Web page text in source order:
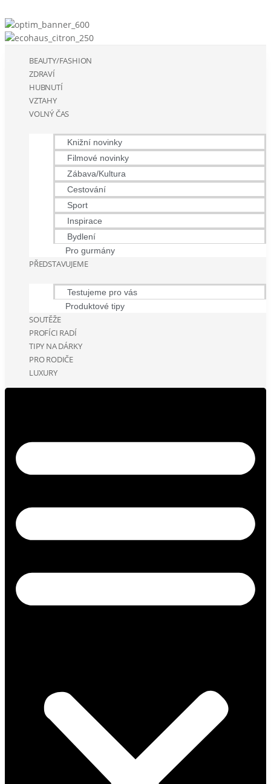
BEAUTY/FASHION
ZDRAVÍ
HUBNUTÍ
VZTAHY
VOLNÝ ČAS
Knižní novinky
Filmové novinky
Zábava/Kultura
Cestování
Sport
Inspirace
Bydlení
Pro gurmány
PŘEDSTAVUJEME
Testujeme pro vás
Produktové tipy
SOUTĚŽE
PROFÍCI RADÍ
TIPY NA DÁRKY
PRO RODIČE
LUXURY